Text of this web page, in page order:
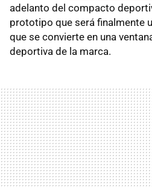
adelanto del compacto
prototipo que será finalmente
que se convierte en una
deportiva de la marca.